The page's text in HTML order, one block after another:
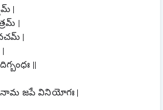
|
|
|
||
నామ జపే వినియోగః |